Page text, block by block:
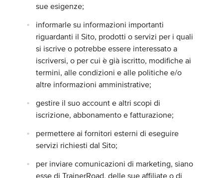
sue esigenze;
informarle su informazioni importanti
riguardanti il Sito, prodotti o servizi per i quali
si iscrive o potrebbe essere interessato a
iscriversi, o per cui è già iscritto, modifiche ai
termini, alle condizioni e alle politiche e/o
altre informazioni amministrative;
gestire il suo account e altri scopi di
iscrizione, abbonamento e fatturazione;
permettere ai fornitori esterni di eseguire
servizi richiesti dal Sito;
per inviare comunicazioni di marketing, siano
esse di TrainerRoad, delle sue affiliate o di